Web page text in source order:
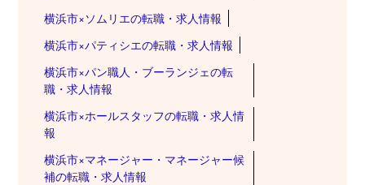
横浜市×ソムリエの転職・求人情報
横浜市×パティシエの転職・求人情報
横浜市×パン職人・ブーランジェの転
職・求人情報
横浜市×ホールスタッフの転職・求人情
報
横浜市×マネージャー・マネージャー候
補の転職・求人情報